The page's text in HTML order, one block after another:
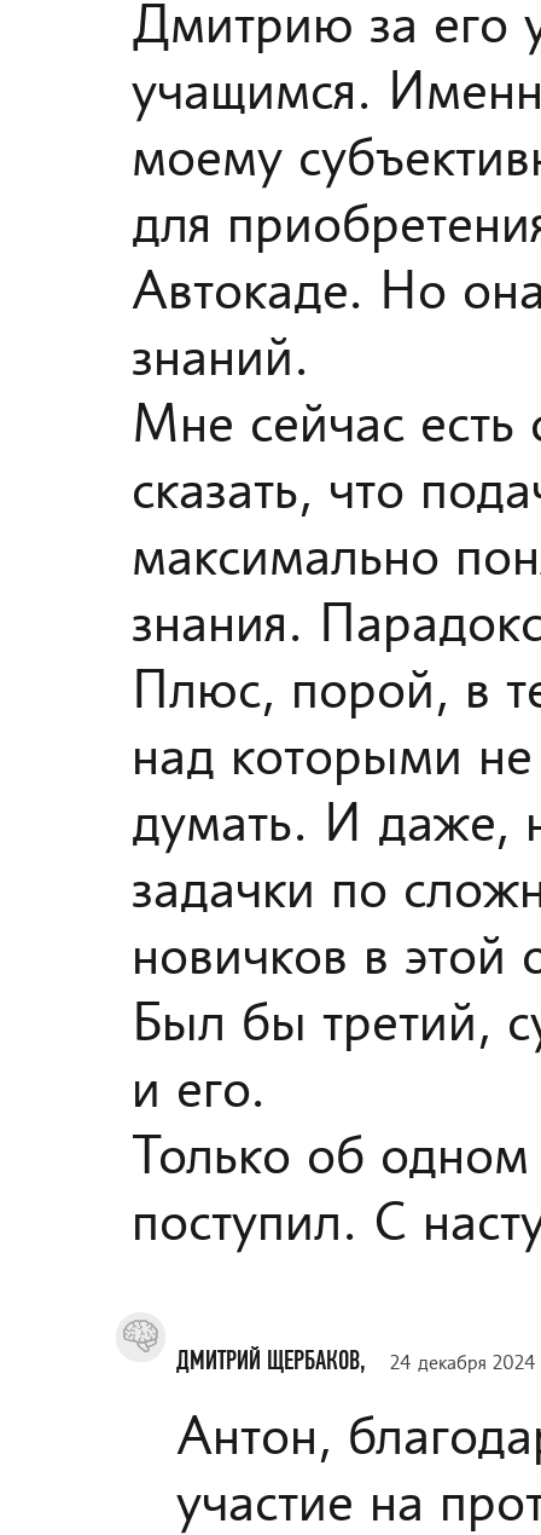
Дмитрию за его
учащимся.
моему
для
Автокаде. Но
знаний.
Мне сейчас есть
сказать, что
максимально
знания.
Плюс, порой, в
над которыми
думать. И даже,
задачки по
новичков в этой
Был бы третий,
и его.
Только об
поступил. С
ДМИТРИЙ ЩЕРБАКОВ, 24 декабря 2024
Антон,
участие на